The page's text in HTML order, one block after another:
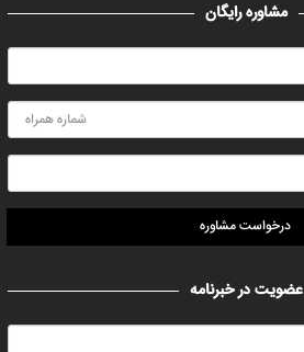
مشاوره رایگان
درخواست مشاوره
عضویت در خبرنامه